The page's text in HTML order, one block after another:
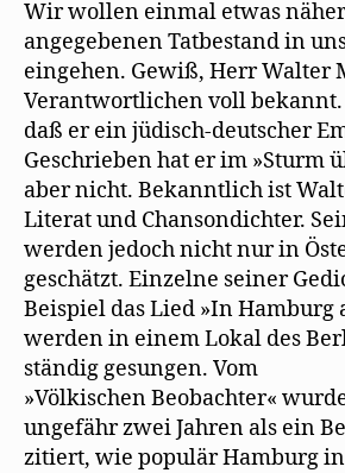
Wir wollen einmal etwas
angegebenen Tatbestand in
eingehen. Gewiß, Herr Walter
Verantwortlichen voll bekannt.
daß er ein jüdisch-deutscher
Geschrieben hat er im »Sturm
aber nicht. Bekanntlich ist
Literat und Chansondichter.
werden jedoch nicht nur in
geschätzt. Einzelne seiner
Beispiel das Lied »In Hamburg
werden in einem Lokal des
ständig gesungen. Vom
»Völkischen Beobachter«
ungefähr zwei Jahren als ein
zitiert, wie populär Hamburg